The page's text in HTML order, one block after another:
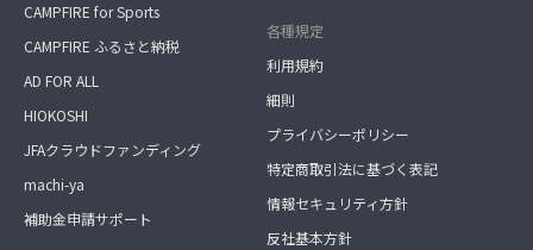
CAMPFIRE for Sports
CAMPFIRE ふるさと納税
AD FOR ALL
HIOKOSHI
JFAクラウドファンディング
machi-ya
補助金申請サポート
各種規定
利用規約
細則
プライバシーポリシー
特定商取引法に基づく表記
情報セキュリティ方針
反社基本方針